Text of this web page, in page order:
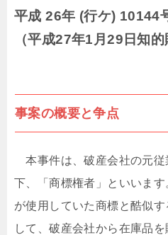
平成 26年 (行ケ) 10144
（平成27年1月29日知的
事案の概要と争点
本事件は、破産会社の元従
下、「商標権者」といいま
が使用していた商標と酷似
して、破産会社から在庫品